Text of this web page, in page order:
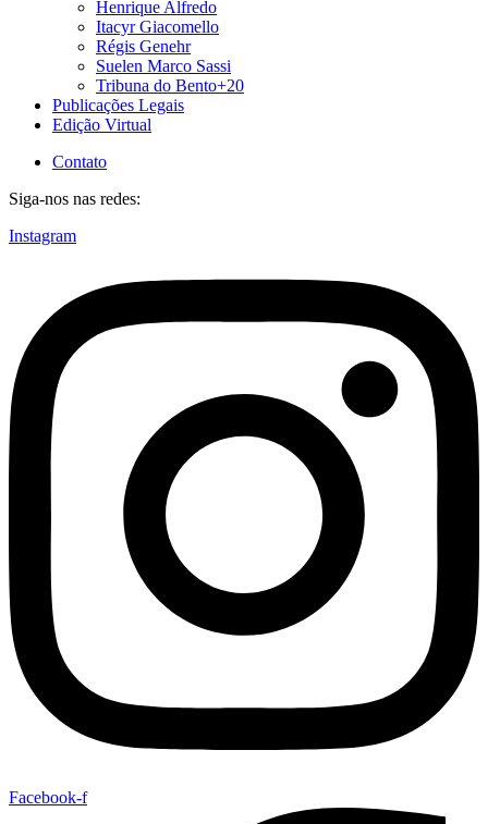
Henrique Alfredo
Itacyr Giacomello
Régis Genehr
Suelen Marco Sassi
Tribuna do Bento+20
Publicações Legais
Edição Virtual
Contato
Siga-nos nas redes:
Instagram
Facebook-f